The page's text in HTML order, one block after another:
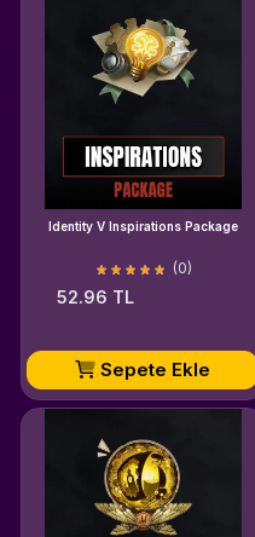
Identity V Inspirations Package
(0)
52.96 TL
Sepete Ekle